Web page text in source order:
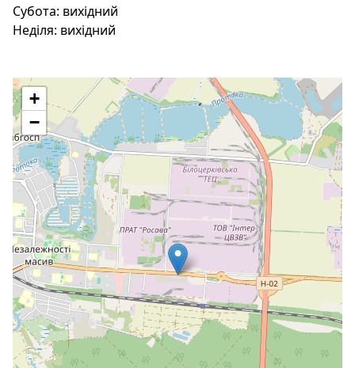
Субота: вихідний
Неділя: вихідний
+
−